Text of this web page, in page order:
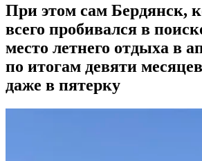
При этом сам Бердянск,
всего пробивался в
место летнего отдыха в
по итогам девяти
даже в пятерку